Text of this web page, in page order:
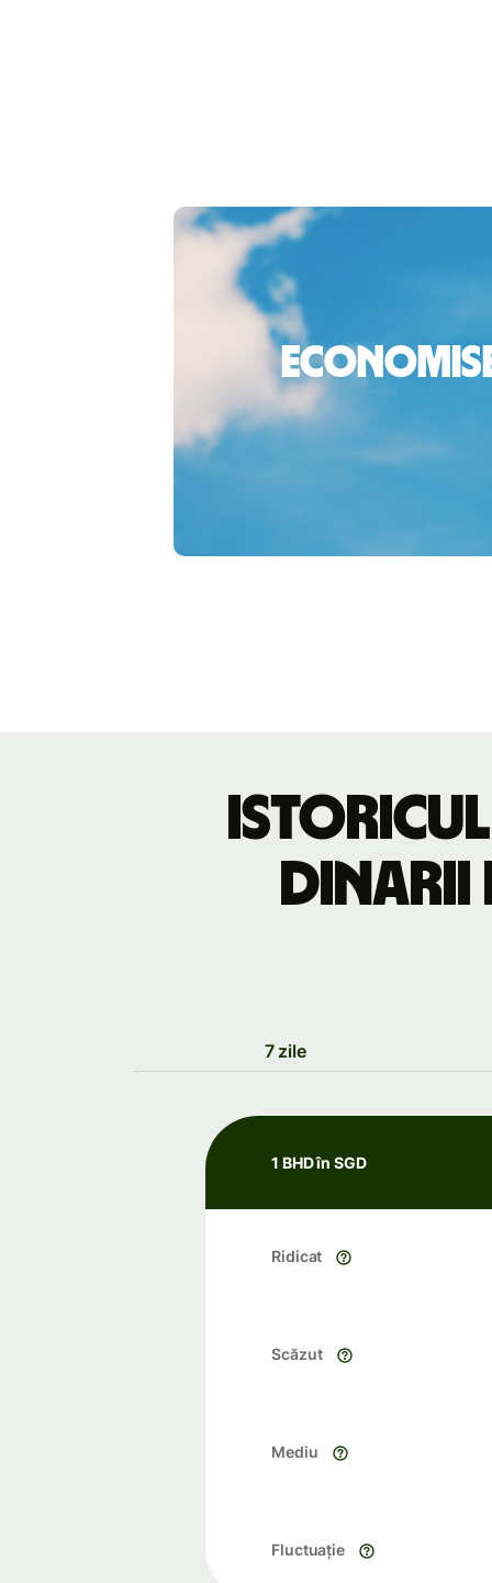
Istoricul
dinarii
7 zile
1 BHD în SGD
Ridicat
Scăzut
Mediu
Fluctuație